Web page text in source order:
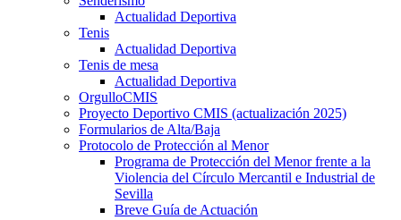
Actualidad Deportiva
Tenis
Actualidad Deportiva
Tenis de mesa
Actualidad Deportiva
OrgulloCMIS
Proyecto Deportivo CMIS (actualización 2025)
Formularios de Alta/Baja
Protocolo de Protección al Menor
Programa de Protección del Menor frente a la
Violencia del Círculo Mercantil e Industrial de
Sevilla
Breve Guía de Actuación